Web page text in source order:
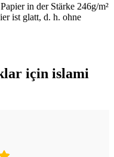
in der Stärke 246g/m²
ist glatt, d. h. ohne
için islami